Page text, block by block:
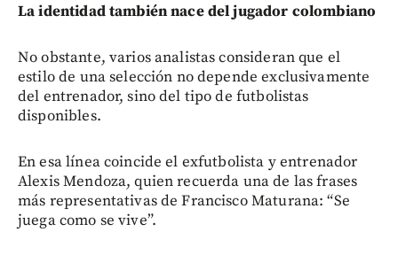
La identidad también nace del jugador colombiano
No obstante, varios analistas consideran que el
estilo de una selección no depende exclusivamente
del entrenador, sino del tipo de futbolistas
disponibles.
En esa línea coincide el exfutbolista y entrenador
Alexis Mendoza, quien recuerda una de las frases
más representativas de Francisco Maturana: “Se
juega como se vive”.